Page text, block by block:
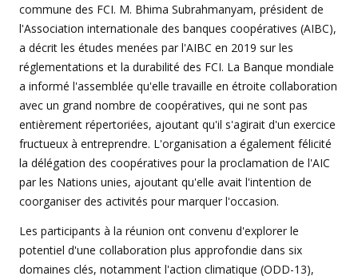
commune des FCI. M. Bhima Subrahmanyam, président de
l'Association internationale des banques coopératives (AIBC),
a décrit les études menées par l'AIBC en 2019 sur les
réglementations et la durabilité des FCI. La Banque mondiale
a informé l'assemblée qu'elle travaille en étroite collaboration
avec un grand nombre de coopératives, qui ne sont pas
entièrement répertoriées, ajoutant qu'il s'agirait d'un exercice
fructueux à entreprendre. L'organisation a également félicité
la délégation des coopératives pour la proclamation de l'AIC
par les Nations unies, ajoutant qu'elle avait l'intention de
coorganiser des activités pour marquer l'occasion.
Les participants à la réunion ont convenu d'explorer le
potentiel d'une collaboration plus approfondie dans six
domaines clés, notamment l'action climatique (ODD-13),